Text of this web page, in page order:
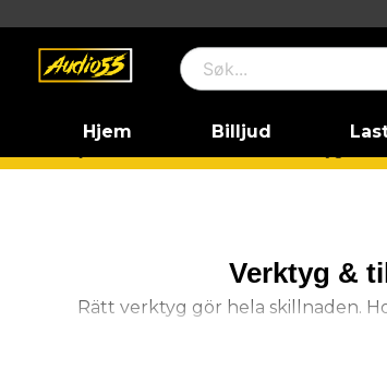
Hjem Billjud
Verktyg &
Rätt verktyg gör hela skillnaden.